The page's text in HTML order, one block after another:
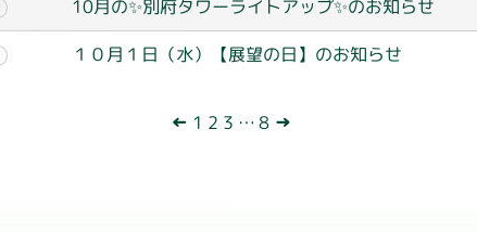
利用案内
10月の✨別府タワーライトアップ✨のお知らせ
１０月１日（水）【展望の日】のお知らせ
← 1 2 3 … 8 →